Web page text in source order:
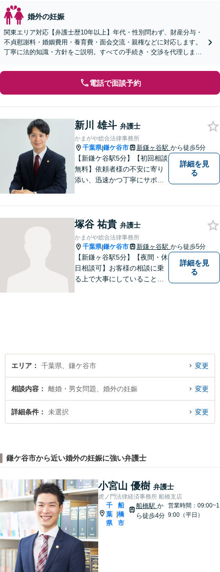
婚外の妊娠
関東エリア対応【弁護士歴10年以上】年代・性別問わず、財産分与・
不貞慰謝料・婚姻費用・養育費・面会交流・親権などに対応します。
丁寧に法的知識・方針をご説明。すべての手続き・交渉を代理します
電話で面談予約
新川 雄斗 弁護士
かまがや総合法律事務所
千葉県|鎌ケ谷市 新鎌ヶ谷駅 から徒歩5分
【新鎌ケ谷駅5分】【初回相談
無料】依頼者様の不安に寄り
添い、迅速かつ丁寧にサポー
ます！お困りごとがございま
したら、どうぞお気軽にご相
談ください。
詳細を見
る
塚谷 祐貴 弁護士
かまがや総合法律事務所
千葉県|鎌ケ谷市 新鎌ヶ谷駅 から徒歩5分
【新鎌ヶ谷駅5分】【夜間・休
日相談可】お客様の相談に乗
る上で大事にしていることは
て参ります。
詳細を見
る
エリア 千葉県、鎌ケ谷市 変更
相談内容 離婚・男女問題、婚外の妊娠 変更
詳細条件 未選択 変更
鎌ケ谷市から近い婚外の妊娠に強い弁護士
小宮山 優樹 弁護士
虎ノ門法律経済事務所 船橋支店
千
葉
県
船
橋
市
船橋駅 か
ら徒歩4分
営業時間：09:00~1
9:00（平日）